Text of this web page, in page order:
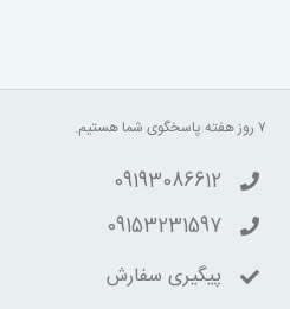
۷ روز هفته پاسخگوی شما هستیم.
09193086612
09153231597
پیگیری سفارش